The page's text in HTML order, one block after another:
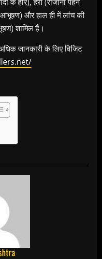
आभूषण) और हाल ही में लांच की
शामिल हैं।
जानकारी के लिए विजिट